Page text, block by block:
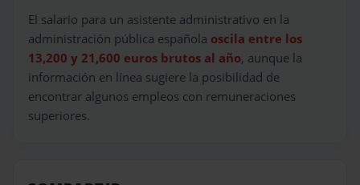
El salario para un asistente administrativo en la
administración pública española oscila entre los
13,200 y 21,600 euros brutos al año, aunque la
información en línea sugiere la posibilidad de
encontrar algunos empleos con remuneraciones
superiores.